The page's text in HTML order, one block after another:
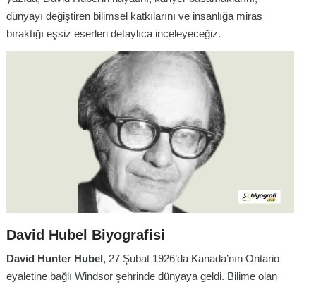
dünyayı değiştiren bilimsel katkılarını ve insanlığa miras
bıraktığı eşsiz eserleri detaylıca inceleyeceğiz.
David Hubel Biyografisi
David Hunter Hubel, 27 Şubat 1926’da Kanada’nın Ontario
eyaletine bağlı Windsor şehrinde dünyaya geldi. Bilime olan